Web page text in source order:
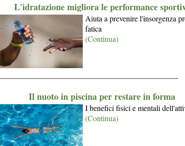
L'idratazione migliora le performance
Aiuta a prevenire l'insorgenza
fatica
(Continua)
Il nuoto in piscina per restare in forma
I benefici fisici e mentali
(Continua)